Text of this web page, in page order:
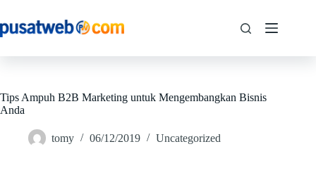
Tips Ampuh B2B Marketing untuk Mengembangkan Bisnis
Anda
tomy 06/12/2019 Uncategorized